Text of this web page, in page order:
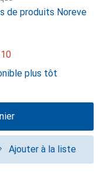
de produits Noreve
plus tôt
Ajouter à la liste